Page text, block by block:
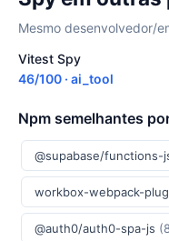
Mesmo desenvolvedor/
Vitest Spy
46/100 · ai_tool
Npm semelhantes
@supabase/functions-
workbox-webpack-
@auth0/auth0-spa-js